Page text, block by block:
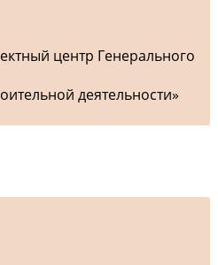
центр Генерального
деятельности»